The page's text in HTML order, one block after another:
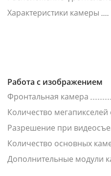
Характеристики камеры
Работа с изображением
Фронтальная камера
Количество
Разрешение при
Количество основных
Дополнительные модули